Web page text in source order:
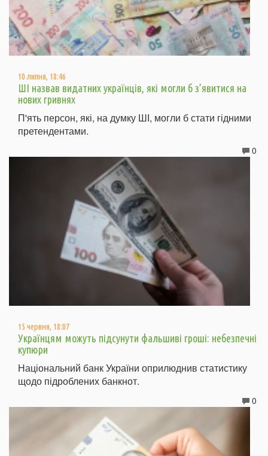
10 липня, 18:46
ШІ назвав видатних українців, які могли б з’явитися на
нових гривнях
П'ять персон, які, на думку ШІ, могли б стати гідними
претендентами.
0
15 червня, 18:07
Українцям можуть підсунути фальшиві гроші: небезпечні
купюри
Національний банк України оприлюднив статистику
щодо підроблених банкнот.
0